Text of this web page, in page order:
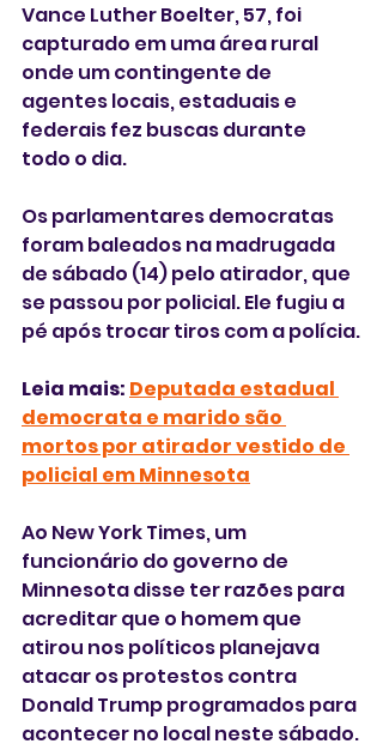
Vance Luther Boelter, 57, foi
capturado em uma área rural
onde um contingente de
agentes locais, estaduais e
federais fez buscas durante
todo o dia.
Os parlamentares democratas
foram baleados na madrugada
de sábado (14) pelo atirador, que
se passou por policial. Ele fugiu a
pé após trocar tiros com a polícia.
Leia mais: Deputada estadual
democrata e marido são
mortos por atirador vestido de
policial em Minnesota
Ao New York Times, um
funcionário do governo de
Minnesota disse ter razões para
acreditar que o homem que
atirou nos políticos planejava
atacar os protestos contra
Donald Trump programados para
acontecer no local neste sábado.